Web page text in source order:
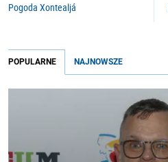
Pogoda Xontealjá
POPULARNE NAJNOWSZE